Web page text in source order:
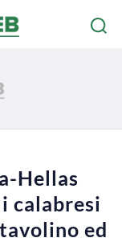
Hellas
calabresi
ed